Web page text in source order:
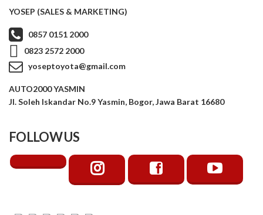
YOSEP (SALES & MARKETING)
0857 0151 2000
0823 2572 2000
yoseptoyota@gmail.com
AUTO2000 YASMIN
Jl. Soleh Iskandar No.9 Yasmin, Bogor, Jawa Barat 16680
FOLLOW US